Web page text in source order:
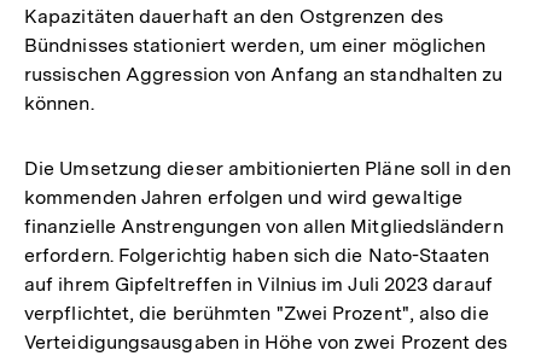
Kapazitäten dauerhaft an den Ostgrenzen des
Bündnisses stationiert werden, um einer möglichen
russischen Aggression von Anfang an standhalten zu
können.
Die Umsetzung dieser ambitionierten Pläne soll in den
kommenden Jahren erfolgen und wird gewaltige
finanzielle Anstrengungen von allen Mitgliedsländern
erfordern. Folgerichtig haben sich die Nato-Staaten
auf ihrem Gipfeltreffen in Vilnius im Juli 2023 darauf
verpflichtet, die berühmten "Zwei Prozent", also die
Verteidigungsausgaben in Höhe von zwei Prozent des